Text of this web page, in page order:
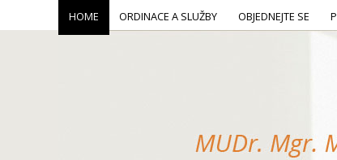
HOME ORDINACE A SLUŽBY OBJEDNEJTE SE